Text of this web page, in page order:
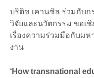
บริติช เคานซิล ร่วมกับก
วิจัยและนวัตกรรม ขอเ
เรื่องความร่วมมือกับม
งาน
‘How transnational